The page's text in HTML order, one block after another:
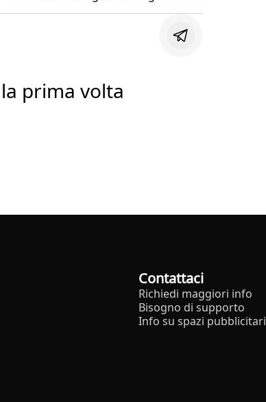
prima volta
Contattaci
Richiedi maggiori info
Bisogno di supporto
Info su spazi pubblicitari